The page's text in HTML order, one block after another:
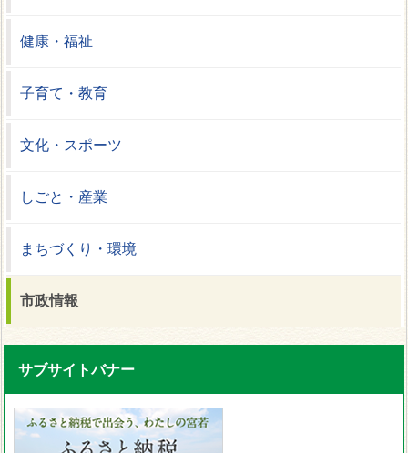
健康・福祉
子育て・教育
文化・スポーツ
しごと・産業
まちづくり・環境
市政情報
サブサイトバナー